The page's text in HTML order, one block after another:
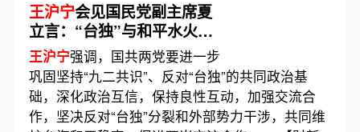
王沪宁会见国民党副主席夏
立言：“台独”与和平水火不
容 国共两党要进一步巩固共
同政治基础
王沪宁强调，国共两党要进一步
巩固坚持“九二共识”、反对“台独”的共同政治基
础，深化政治互信，保持良性互动，加强交流合
作，坚决反对“台独”分裂和外部势力干涉，共同维